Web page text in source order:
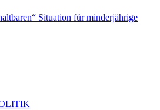
Situation für minderjährige